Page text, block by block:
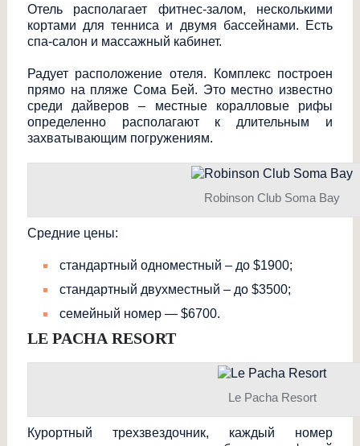
Отель располагает фитнес-залом, несколькими
кортами для тенниса и двумя бассейнами. Есть
спа-салон и массажный кабинет.
Радует расположение отеля. Комплекс построен
прямо на пляже Сома Бей. Это местно известно
среди дайверов – местные коралловые рифы
определенно располагают к длительным и
захватывающим погружениям.
Robinson Club Soma Bay
Средние цены:
стандартный одноместный – до $1900;
стандартный двухместный – до $3500;
семейный номер — $6700.
LE PACHA RESORT
Le Pacha Resort
Курортный трехзвездочник, каждый номер